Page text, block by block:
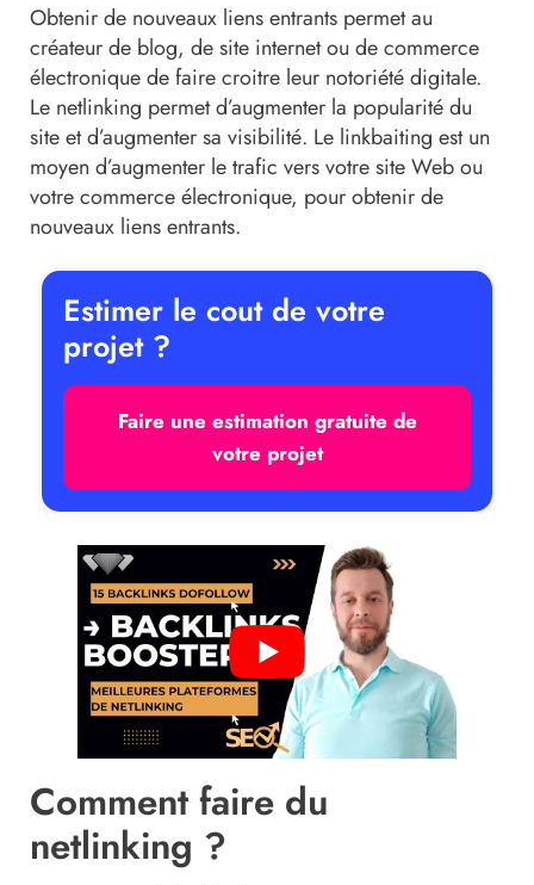
Obtenir de nouveaux liens entrants permet au
créateur de blog, de site internet ou de commerce
électronique de faire croitre leur notoriété digitale.
Le netlinking permet d’augmenter la popularité du
site et d’augmenter sa visibilité. Le linkbaiting est un
moyen d’augmenter le trafic vers votre site Web ou
votre commerce électronique, pour obtenir de
nouveaux liens entrants.
Estimer le cout de votre
projet ?
Faire une estimation gratuite de
votre projet
Comment faire du
netlinking ?